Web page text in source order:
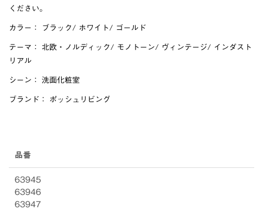
ください。
カラー： ブラック / ホワイト / ゴールド
テーマ： 北欧・ノルディック / モノトーン/ ヴィンテージ/ インダスト
リアル
シーン： 洗面化粧室
ブランド： ポッシュリビング
品番
63945
63946
63947